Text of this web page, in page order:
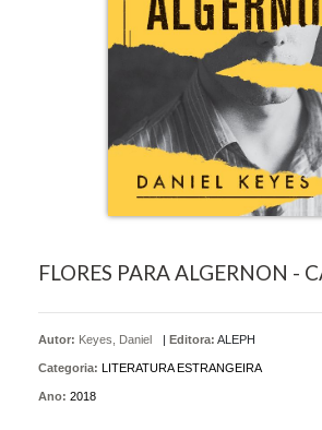
FLORES PARA ALGERNON -
Autor: Keyes, Daniel Editora: ALEPH
Categoria: LITERATURA ESTRANGEIRA
Ano: 2018